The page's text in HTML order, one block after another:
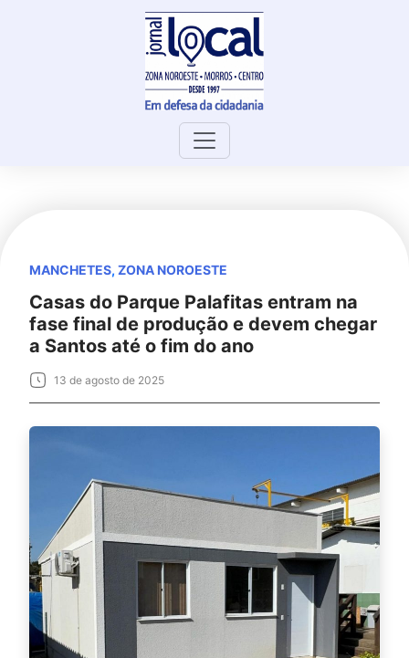
MANCHETES, ZONA NOROESTE
Casas do Parque Palafitas entram na
fase final de produção e devem chegar
a Santos até o fim do ano
13 de agosto de 2025